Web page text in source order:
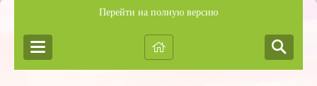
Перейти на полную версию